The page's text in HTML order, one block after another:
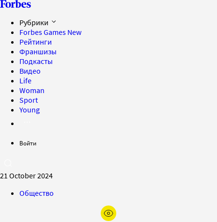
Рубрики
Forbes Games New
Рейтинги
Франшизы
Подкасты
Видео
Life
Woman
Sport
Young
Войти
21 October 2024
Общество